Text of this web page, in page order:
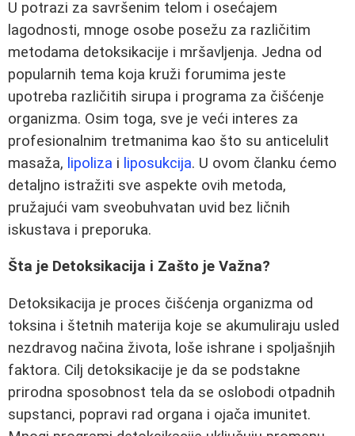
U potrazi za savršenim telom i osećajem
lagodnosti, mnoge osobe posežu za različitim
metodama detoksikacije i mršavljenja. Jedna od
popularnih tema koja kruži forumima jeste
upotreba različitih sirupa i programa za čišćenje
organizma. Osim toga, sve je veći interes za
profesionalnim tretmanima kao što su anticelulit
masaža, lipoliza i liposukcija. U ovom članku ćemo
detaljno istražiti sve aspekte ovih metoda,
pružajući vam sveobuhvatan uvid bez ličnih
iskustava i preporuka.
Šta je Detoksikacija i Zašto je Važna?
Detoksikacija je proces čišćenja organizma od
toksina i štetnih materija koje se akumuliraju usled
nezdravog načina života, loše ishrane i spoljašnjih
faktora. Cilj detoksikacije je da se podstakne
prirodna sposobnost tela da se oslobodi otpadnih
supstanci, popravi rad organa i ojača imunitet.